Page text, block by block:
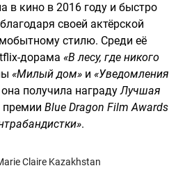
в кино в 2016 году и быстро
своей актёрской
стилю. Среди её
дорама «В лесу, где никого
«Милый дом» и «Уведомления
она получила наградуЛучшая
премии Blue Dragon Film Awards
.
Claire Kazakhstan